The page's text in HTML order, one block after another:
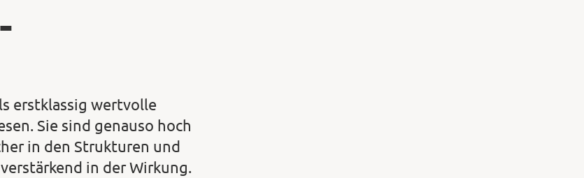
erstklassig wertvolle
Sie sind genauso hoch
in den Strukturen und
in der Wirkung.